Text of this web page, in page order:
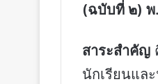
(ฉบับที่ ๒)
สาระสำคัญ
นักเรียนแล